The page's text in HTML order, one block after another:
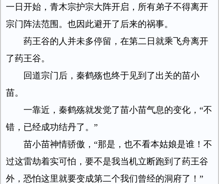
一日开始，青木宗护宗大阵开启，所有弟子不得离开
宗门阵法范围。也因此避开了后来的祸事。
药王谷的人并未多停留，在第二日就乘飞舟离开
了药王谷。
回道宗门后，秦鹤殇也终于见到了出关的苗小
苗。
一靠近，秦鹤殇就发觉了苗小苗气息的变化，“不
错，已经成功结丹了。”
苗小苗神情骄傲，“那是，也不看本姑娘是谁！不
过这雷劫着实可怕，要不是我当机立断跑到了药王谷
外，恐怕这里就要变成第二个我们曾经的洞府了！”